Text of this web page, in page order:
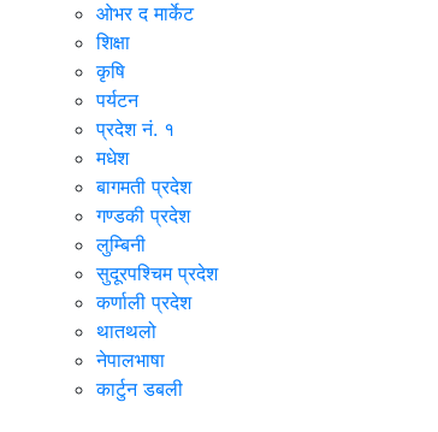
ओभर द मार्केट
शिक्षा
कृषि
पर्यटन
प्रदेश नं. १
मधेश
बागमती प्रदेश
गण्डकी प्रदेश
लुम्बिनी
सुदूरपश्चिम प्रदेश
कर्णाली प्रदेश
थातथलो
नेपालभाषा
कार्टुन डबली